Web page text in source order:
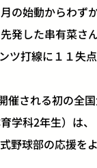
の始動からわず
発した串有菜さ
ツ打線に１１失
催される初の全
学科2年生）は
野球部の応援を